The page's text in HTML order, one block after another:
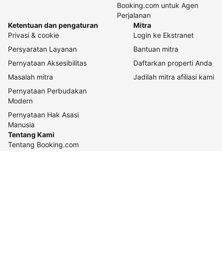
Booking.com untuk Agen
Perjalanan
Ketentuan dan pengaturan
Privasi & cookie
Persyaratan Layanan
Pernyataan Aksesibilitas
Masalah mitra
Pernyataan Perbudakan
Modern
Pernyataan Hak Asasi
Manusia
Mitra
Login ke Ekstranet
Bantuan mitra
Daftarkan properti Anda
Jadilah mitra afiliasi kami
Tentang Kami
Tentang Booking.com